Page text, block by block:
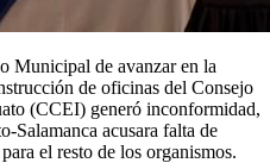
Municipal de avanzar en la
de oficinas del Consejo
(CCEI) generó inconformidad,
Salamanca acusara falta de
el resto de los organismos.